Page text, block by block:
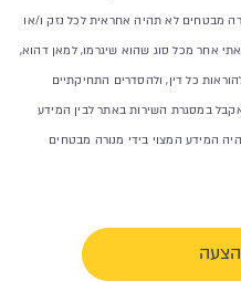
מבטחים לא תהיה אחראית לכל נזק ו/או
אחר מכל סוג שהוא שיגרמו, למאן דהוא,
כל דין, ולהסדרים התחיקתיים
במסגרת השירות באתר לבין המידע
המידע המצוי בידי מנורה מבטחים